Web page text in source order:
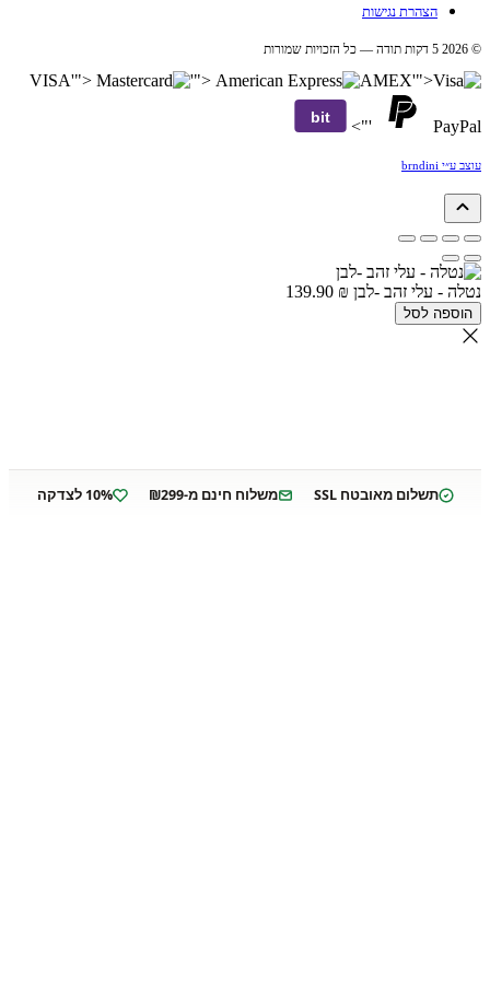
הצהרת נגישות
© 2026 5 דקות תודה — כל הזכויות שמורות
VISA'"> '"> AMEX'">
PayPal
'">
bit
עוצב ע״י brndini
נטלה - עלי זהב -לבן 139.90 ₪
הוספה לסל
תשלום מאובטח SSL משלוח חינם מ-₪299 10% לצדקה